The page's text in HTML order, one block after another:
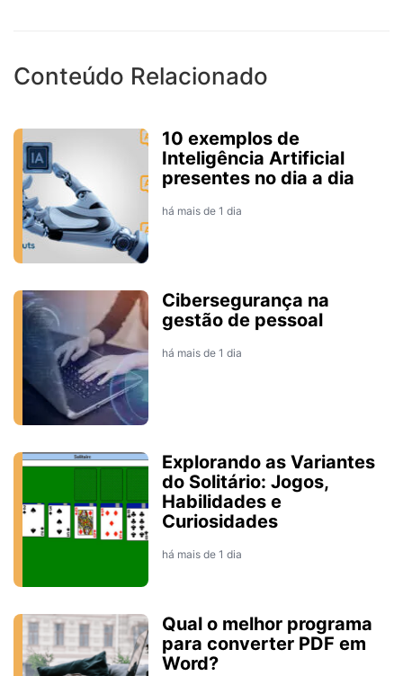
Conteúdo Relacionado
10 exemplos de
Inteligência Artificial
presentes no dia a dia
há mais de 1 dia
Cibersegurança na
gestão de pessoal
há mais de 1 dia
Explorando as Variantes
do Solitário: Jogos,
Habilidades e
Curiosidades
há mais de 1 dia
Qual o melhor programa
para converter PDF em
Word?